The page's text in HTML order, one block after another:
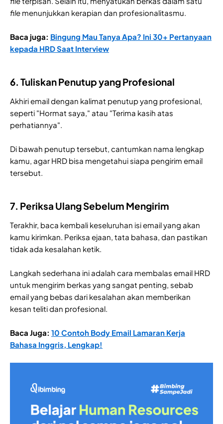
file menunjukkan kerapian dan profesionalitasmu.
Baca juga: Bingung Mau Tanya Apa? Ini 30+ Pertanyaan
kepada HRD Saat Interview
6. Tuliskan Penutup yang Profesional
Akhiri email dengan kalimat penutup yang profesional,
seperti "Hormat saya," atau "Terima kasih atas
perhatiannya".
Di bawah penutup tersebut, cantumkan nama lengkap
kamu, agar HRD bisa mengetahui siapa pengirim email
tersebut.
7. Periksa Ulang Sebelum Mengirim
Terakhir, baca kembali keseluruhan isi email yang akan
kamu kirimkan. Periksa ejaan, tata bahasa, dan pastikan
tidak ada kesalahan ketik.
Langkah sederhana ini adalah cara membalas email HRD
untuk mengirim berkas yang sangat penting, sebab
email yang bebas dari kesalahan akan memberikan
kesan teliti dan profesional.
Baca Juga: 10 Contoh Body Email Lamaran Kerja
Bahasa Inggris, Lengkap!